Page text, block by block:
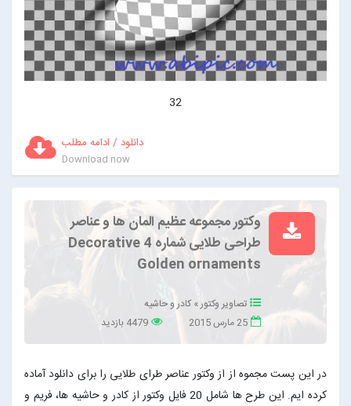
32
دانلود / ادامه مطلب
Download now
وکتور مجموعه عظیم المان ها و عناصر
طراحی طلایی شماره 4 Decorative
Golden ornaments
تصاویر وکتور»کادر و حاشیه
25 مارس 2015
4479 بازدید
در این پست مجموه از از وکتور عناصر طرای طلایی را برای دانلود آماده
کرده ایم. این طرح ها شامل 20 فایل وکتور از کادر و حاشیه ها، فریم و